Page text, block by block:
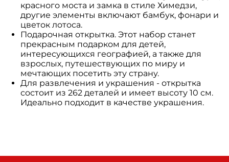
красного моста и замка в стиле Химедзи,
другие элементы включают бамбук, фонари и
цветок лотоса.
Подарочная открытка. Этот набор станет
прекрасным подарком для детей,
интересующихся географией, а также для
взрослых, путешествующих по миру и
мечтающих посетить эту страну.
Для развлечения и украшения - открытка
состоит из 262 деталей и имеет высоту 10 см.
Идеально подходит в качестве украшения.